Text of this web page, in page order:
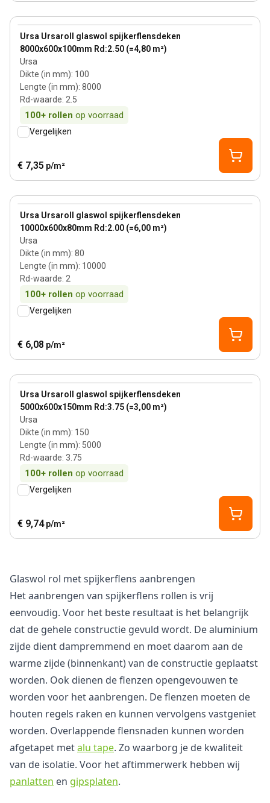
Ursa Ursaroll glaswol spijkerflensdeken
8000x600x100mm Rd:2.50 (=4,80 m²)
Ursa
Dikte (in mm): 100
Lengte (in mm): 8000
Rd-waarde: 2.5
100+ rollen op voorraad
View product
Vergelijken
€ 7,35 p/m²
Ursa Ursaroll glaswol spijkerflensdeken
10000x600x80mm Rd:2.00 (=6,00 m²)
Ursa
Dikte (in mm): 80
Lengte (in mm): 10000
Rd-waarde: 2
100+ rollen op voorraad
View product
Vergelijken
€ 6,08 p/m²
Ursa Ursaroll glaswol spijkerflensdeken
5000x600x150mm Rd:3.75 (=3,00 m²)
Ursa
Dikte (in mm): 150
Lengte (in mm): 5000
Rd-waarde: 3.75
100+ rollen op voorraad
View product
Vergelijken
€ 9,74 p/m²
Glaswol rol met spijkerflens aanbrengen
Het aanbrengen van spijkerflens rollen is vrij
eenvoudig. Voor het beste resultaat is het belangrijk
dat de gehele constructie gevuld wordt. De aluminium
zijde dient dampremmend en moet daarom aan de
warme zijde (binnenkant) van de constructie geplaatst
worden. Ook dienen de flenzen opengevouwen te
worden voor het aanbrengen. De flenzen moeten de
houten regels raken en kunnen vervolgens vastgeniet
worden. Overlappende flensnaden kunnen worden
afgetapet metalu tape. Zo waarborg je de kwaliteit
van de isolatie. Voor het aftimmerwerk hebben wij
panlatten en gipsplaten.